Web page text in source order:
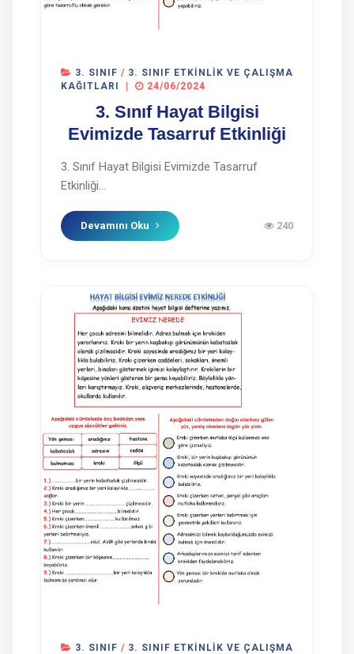
3. SINIF / 3. SINIF ETKINLIK VE ÇALIŞMA
KAĞITLARI
24/06/2024
3. Sınıf Hayat Bilgisi
Evimizde Tasarruf Etkinliği
3. Sınıf Hayat Bilgisi Evimizde Tasarruf
Etkinliği...
Devamını Oku 240
3. SINIF / 3. SINIF ETKINLIK VE ÇALIŞMA